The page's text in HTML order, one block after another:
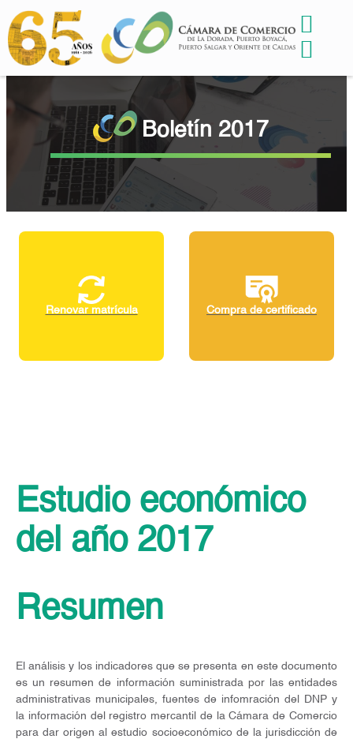
Renovar matrícula Compra de certificado
Boletín 2017
Estudio económico
del año 2017
Resumen
El análisis y los indicadores que se presenta en este documento
es un resumen de información suministrada por las entidades
administrativas municipales, fuentes de infomración del DNP y
la información del registro mercantil de la Cámara de Comercio
para dar origen al estudio socioeconómico de la jurisdicción de